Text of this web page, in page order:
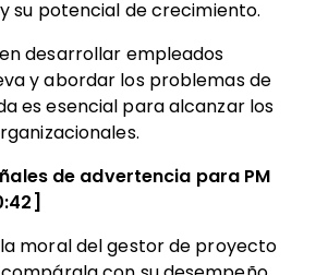
su potencial de crecimiento.
desarrollar empleados
y abordar los problemas de
es esencial para alcanzar los
de advertencia para PM
moral del gestor de proyecto